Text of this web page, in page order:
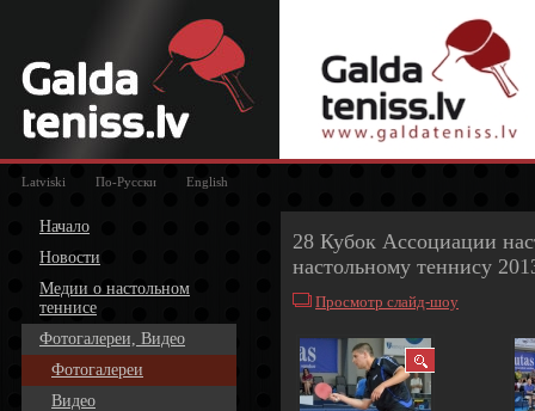
Latviski По-Русски English
Начало
Новости
Медии о настольном
теннисе
Фотогалереи, Видео
Фотогалереи
Видео
28 Кубок Ассоциации
настольному теннису
Просмотр слайд-шоу